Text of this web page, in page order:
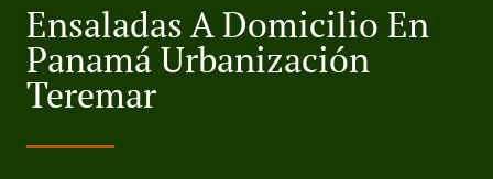
Ensaladas A Domicilio En
Panamá Urbanización
Teremar